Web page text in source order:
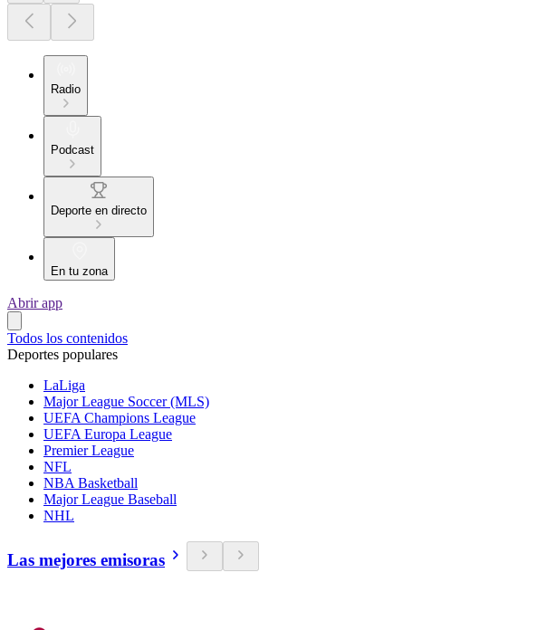
Radio
Podcast
Deporte en directo
En tu zona
Abrir app
Todos los contenidos
Deportes populares
LaLiga
Major League Soccer (MLS)
UEFA Champions League
UEFA Europa League
Premier League
NFL
NBA Basketball
Major League Baseball
NHL
Las mejores emisoras